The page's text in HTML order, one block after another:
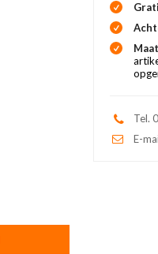
Tel.
E-